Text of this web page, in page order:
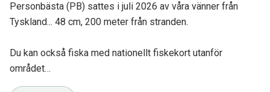
Personbästa (PB) sattes i juli 2026 av våra vänner från
Tyskland... 48 cm, 200 meter från stranden.
Du kan också fiska med nationellt fiskekort utanför
området…